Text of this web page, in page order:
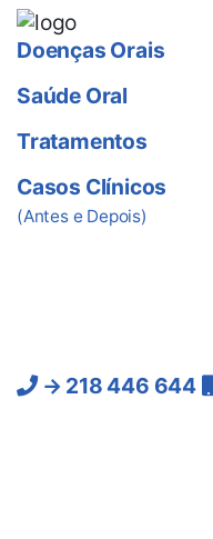
Doenças Orais
Saúde Oral
Tratamentos
Casos Clínicos
(Antes e Depois)
→ 218 446 644